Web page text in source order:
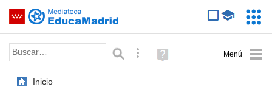
Saltar navegación
Palabra o frase: Búsqueda avanzada
Ayuda
(en
Inicio